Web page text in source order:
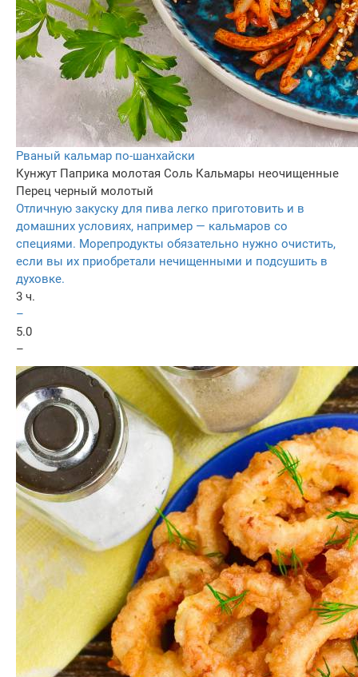
Рваный кальмар по-шанхайски
Кунжут Паприка молотая Соль Кальмары неочищенные
Перец черный молотый
Отличную закуску для пива легко приготовить и в
домашних условиях, например — кальмаров со
специями. Морепродукты обязательно нужно очистить,
если вы их приобретали нечищенными и подсушить в
духовке.
3 ч.
–
5.0
–